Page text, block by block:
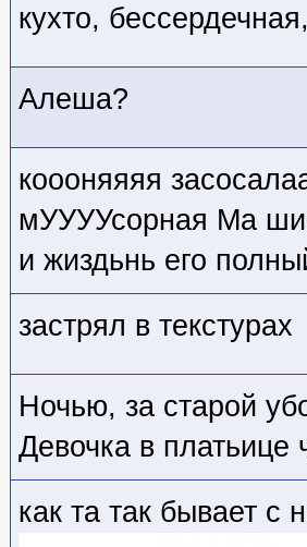
кухто,
Алеша?
коооняяяя
мУУУУсорная Ма
и жиздьнь его
застрял в текстурах
Ночью, за старой
Девочка в платьице
как та так бывает